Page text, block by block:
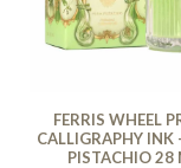
FERRIS WHEEL
CALLIGRAPHY INK
PISTACHIO 28